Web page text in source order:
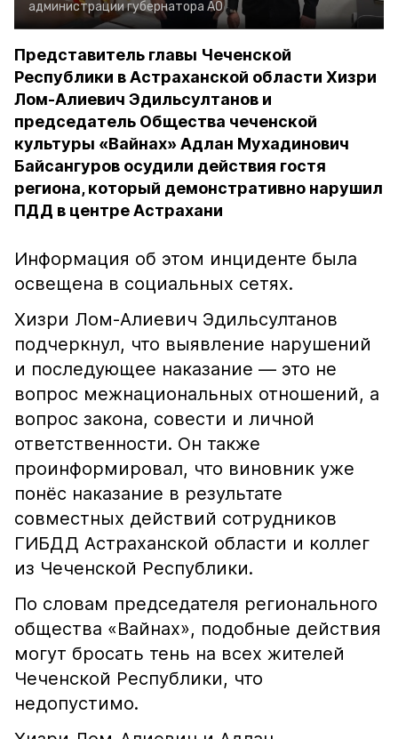
администрации губернатора АО
Представитель главы Чеченской
Республики в Астраханской области Хизри
Лом-Алиевич Эдильсултанов и
председатель Общества чеченской
культуры «Вайнах» Адлан Мухадинович
Байсангуров осудили действия гостя
региона, который демонстративно нарушил
ПДД в центре Астрахани
Информация об этом инциденте была
освещена в социальных сетях.
Хизри Лом-Алиевич Эдильсултанов
подчеркнул, что выявление нарушений
и последующее наказание — это не
вопрос межнациональных отношений, а
вопрос закона, совести и личной
ответственности. Он также
проинформировал, что виновник уже
понёс наказание в результате
совместных действий сотрудников
ГИБДД Астраханской области и коллег
из Чеченской Республики.
По словам председателя регионального
общества «Вайнах», подобные действия
могут бросать тень на всех жителей
Чеченской Республики, что
недопустимо.